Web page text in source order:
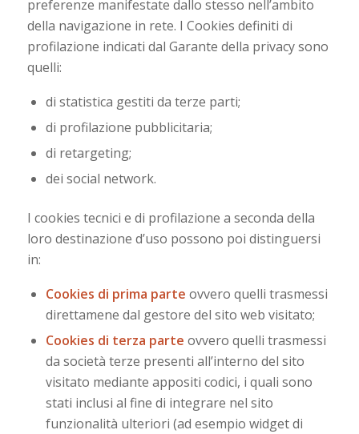
preferenze manifestate dallo stesso nell’ambito
della navigazione in rete. I Cookies definiti di
profilazione indicati dal Garante della privacy sono
quelli:
di statistica gestiti da terze parti;
di profilazione pubblicitaria;
di retargeting;
dei social network.
I cookies tecnici e di profilazione a seconda della
loro destinazione d’uso possono poi distinguersi
in:
Cookies di prima parte ovvero quelli trasmessi
direttamene dal gestore del sito web visitato;
Cookies di terza parte ovvero quelli trasmessi
da società terze presenti all’interno del sito
visitato mediante appositi codici, i quali sono
stati inclusi al fine di integrare nel sito
funzionalità ulteriori (ad esempio widget di